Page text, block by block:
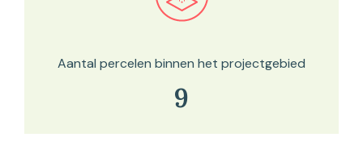
Bekijk in onze kaartviewer
Aantal percelen binnen het projectgebied
9